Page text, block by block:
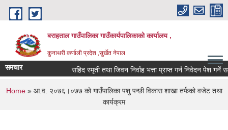
Skip to main content
बराहताल गाउँपालिका गाउँकार्यपालिकाको कार्यालय ,
कुनाथरी कर्णाली प्रदेश ,सुर्खेत नेपाल
समचार सहिद स्मृती तथा जिवन निर्वाह भत्ता प्राप्त गर्न निवेदन पेश गर्ने
You are here
Home» आ.व. २०७६।०७७ को गाउँपालिका पशु पन्छी विकास शाखा तर्फको वजेट तथा
कार्यक्रम